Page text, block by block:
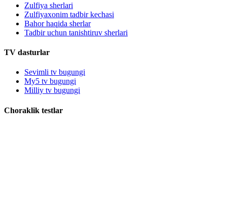
Zulfiya sherlari
Zulfiyaxonim tadbir kechasi
Bahor haqida sherlar
Tadbir uchun tanishtiruv sherlari
TV dasturlar
Sevimli tv bugungi
My5 tv bugungi
Milliy tv bugungi
Choraklik testlar